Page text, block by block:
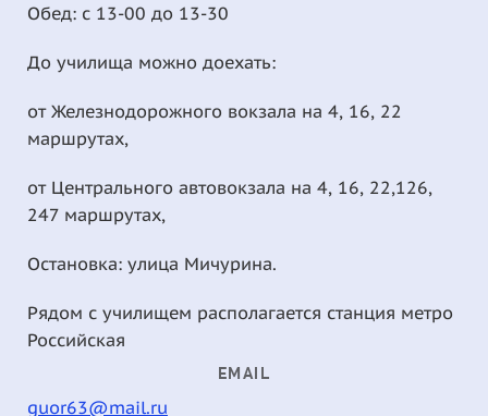
Обед: с 13-00 до 13-30
До училища можно доехать:
от Железнодорожного вокзала на 4, 16, 22
маршрутах,
от Центрального автовокзала на 4, 16, 22,126,
247 маршрутах,
Остановка: улица Мичурина.
Рядом с училищем располагается станция метро
Российская
EMAIL
guor63@mail.ru